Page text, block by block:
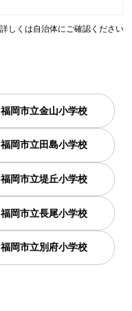
しくは自治体にご確認ください
福岡市立金山小学校
福岡市立田島小学校
福岡市立堤丘小学校
福岡市立長尾小学校
福岡市立別府小学校